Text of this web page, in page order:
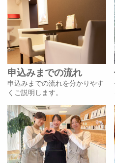
申込みまでの流れ
申込みまでの流れを分かりやす
くご説明します。